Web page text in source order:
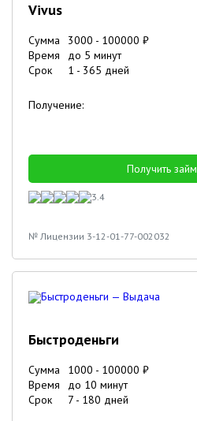
Vivus
Сумма 3000 - 100000 ₽
Время
до 5 минут
Срок
1 - 365 дней
Получение:
Получить займ
3.4
№ Лицензии 3-12-01-77-002032
Быстроденьги
Сумма 1000 - 100000 ₽
Время
до 10 минут
Срок
7 - 180 дней